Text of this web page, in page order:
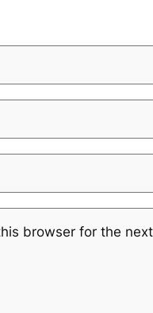
browser for the